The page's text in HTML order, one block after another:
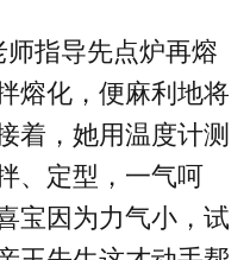
指导先点炉再熔
熔化，便麻利地将
着，她用温度计测
、定型，一气呵
宝因为力气小，试